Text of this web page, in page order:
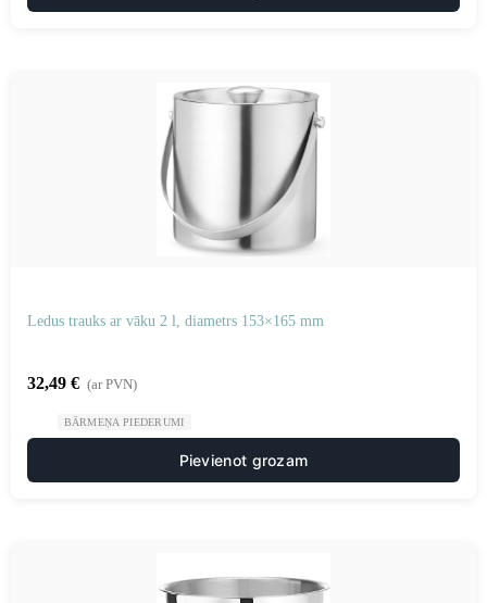
Ledus trauks ar vāku 2 l, diametrs 153×165 mm
32,49 € (ar PVN)
BĀRMEŅA PIEDERUMI
Pievienot grozam